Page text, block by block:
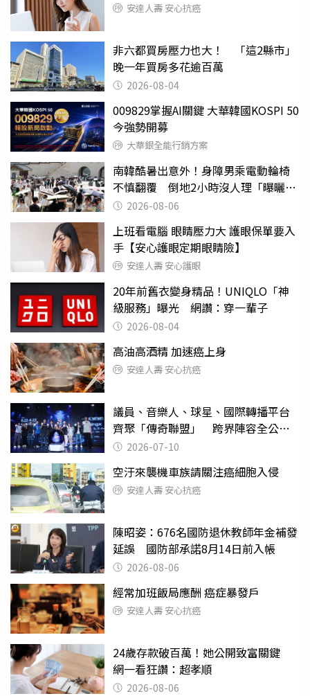
安達人壽 安心抗癌
非六都買房壓力也大！ 「這2縣市」
晚一年買房多花逾百萬
2026-08-04
009829掌握AI關鍵 大華韓國KOSPI 50
今強勢開募
大華銀全能行銷方案
南韓酷暑出意外！身障男乘電動輪椅
不慎翻覆 倒地2小時沒人理「曝曬
亡」2026-08-06
上班看電腦 眼睛壓力大 護眼保單要入
手【安心護眼定期眼睛險】
安達人壽 安心護眼
20年前舊衣變身精品！UNIQLO「神
級服務」曝光 網讚：穿一輩子
2026-08-04
高油高酒精 加速癌上身
安達人壽 安心抗癌
議員、音樂人、球星、國際轉播平台
齊聚「傳奇聯盟」 跨界陣容全公
開 劍指亞洲新傳奇聯賽
2026-07-10
空汙來襲機車族請關注癌細胞入侵
安達人壽 安心抗癌
陳昭姿：676名國防退休教師年金補發
延誤 國防部承諾8月14日前入帳
2026-08-06
經常加班飯局應酬 癌症暴發戶
安達人壽 安心抗癌
24歲存款破百萬！她公開致富關鍵
網一看狂讚：超孝順
2026-08-06